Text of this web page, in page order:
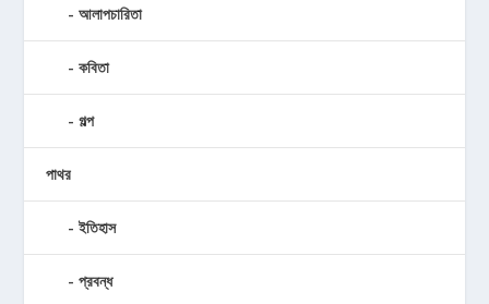
আলাপচারিতা
কবিতা
গল্প
পাথর
ইতিহাস
প্রবন্ধ